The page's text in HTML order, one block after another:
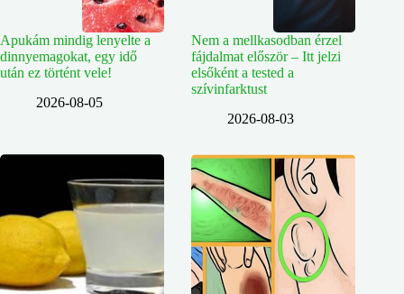
Apukám mindig lenyelte a
dinnyemagokat, egy idő
után ez történt vele!
2026-08-05
Nem a mellkasodban érzel
fájdalmat először – Itt jelzi
elsőként a tested a
szívinfarktust
2026-08-03